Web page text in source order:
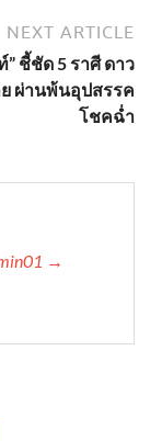
NEXT ARTICLE
” ชี้ชัด 5 ราศี ดาว
ย ผ่านพ้นอุปสรรค
โชคฉ่ำ
→